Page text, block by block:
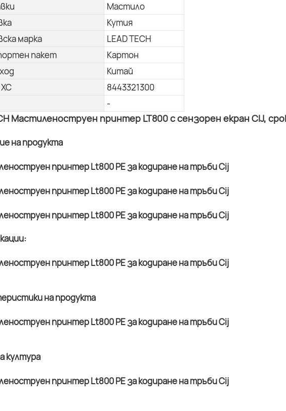
Мастило
Кутия
марка
LEAD TECH
пакет
Картон
Китай
ХС
8443321300
-
Мастиленоструен принтер LT800 с сензорен екран CIJ,
на продукта
на продукта
култура